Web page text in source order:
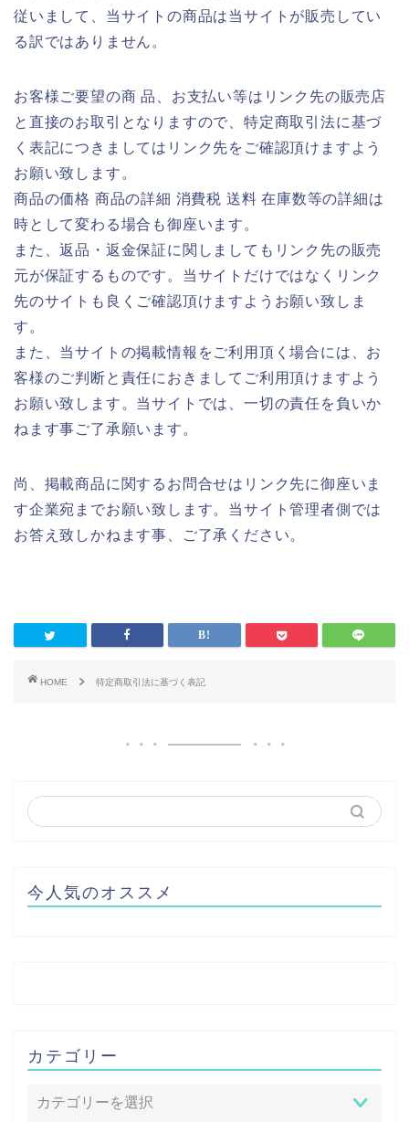
従いまして、当サイトの商品は当サイトが販売してい
る訳ではありません。
お客様ご要望の商 品、お支払い等はリンク先の販売店
と直接のお取引となりますので、特定商取引法に基づ
く表記につきましてはリンク先をご確認頂けますよう
お願い致します。
商品の価格 商品の詳細 消費税 送料 在庫数等の詳細は
時として変わる場合も御座います。
また、返品・返金保証に関しましてもリンク先の販売
元が保証するものです。当サイトだけではなくリンク
先のサイトも良くご確認頂けますようお願い致しま
す。
また、当サイトの掲載情報をご利用頂く場合には、お
客様のご判断と責任におきましてご利用頂けますよう
お願い致します。当サイトでは、一切の責任を負いか
ねます事ご了承願います。
尚、掲載商品に関するお問合せはリンク先に御座いま
す企業宛までお願い致します。当サイト管理者側では
お答え致しかねます事、ご了承ください。
HOME 特定商取引法に基づく表記
今人気のオススメ
カテゴリー